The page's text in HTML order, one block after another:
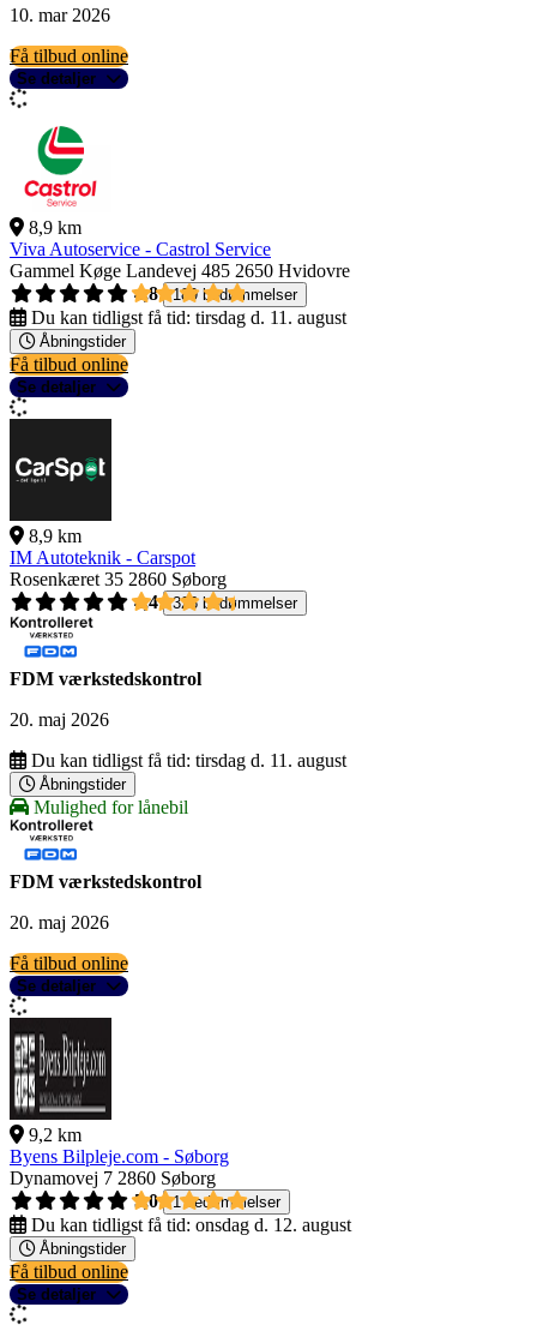
10. mar 2026
Få tilbud online
Se detaljer
8,9 km
Viva Autoservice - Castrol Service
Gammel Køge Landevej 485 2650 Hvidovre
4,8
189 bedømmelser
Du kan tidligst få tid: tirsdag d. 11. august
Åbningstider
Få tilbud online
Se detaljer
8,9 km
IM Autoteknik - Carspot
Rosenkæret 35 2860 Søborg
4,4
326 bedømmelser
FDM værkstedskontrol
20. maj 2026
Du kan tidligst få tid: tirsdag d. 11. august
Åbningstider
Mulighed for lånebil
FDM værkstedskontrol
20. maj 2026
Få tilbud online
Se detaljer
9,2 km
Byens Bilpleje.com - Søborg
Dynamovej 7 2860 Søborg
5,0
1 bedømmelser
Du kan tidligst få tid: onsdag d. 12. august
Åbningstider
Få tilbud online
Se detaljer